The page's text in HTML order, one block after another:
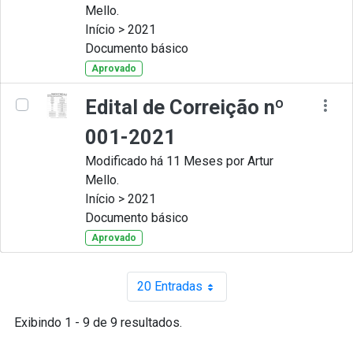
Mello.
Início > 2021
Documento básico
Aprovado
Edital de Correição nº
001-2021
Modificado há 11 Meses por Artur
Mello.
Início > 2021
Documento básico
Aprovado
20 EntradasPor página
Exibindo 1 - 9 de 9 resultados.